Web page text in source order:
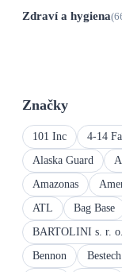
Zdraví a hygiena
Značky
101 Inc 4-14
Alaska Guard
Amazonas
ATL
Bag Base
BARTOLINI s. r. o.
Bennon